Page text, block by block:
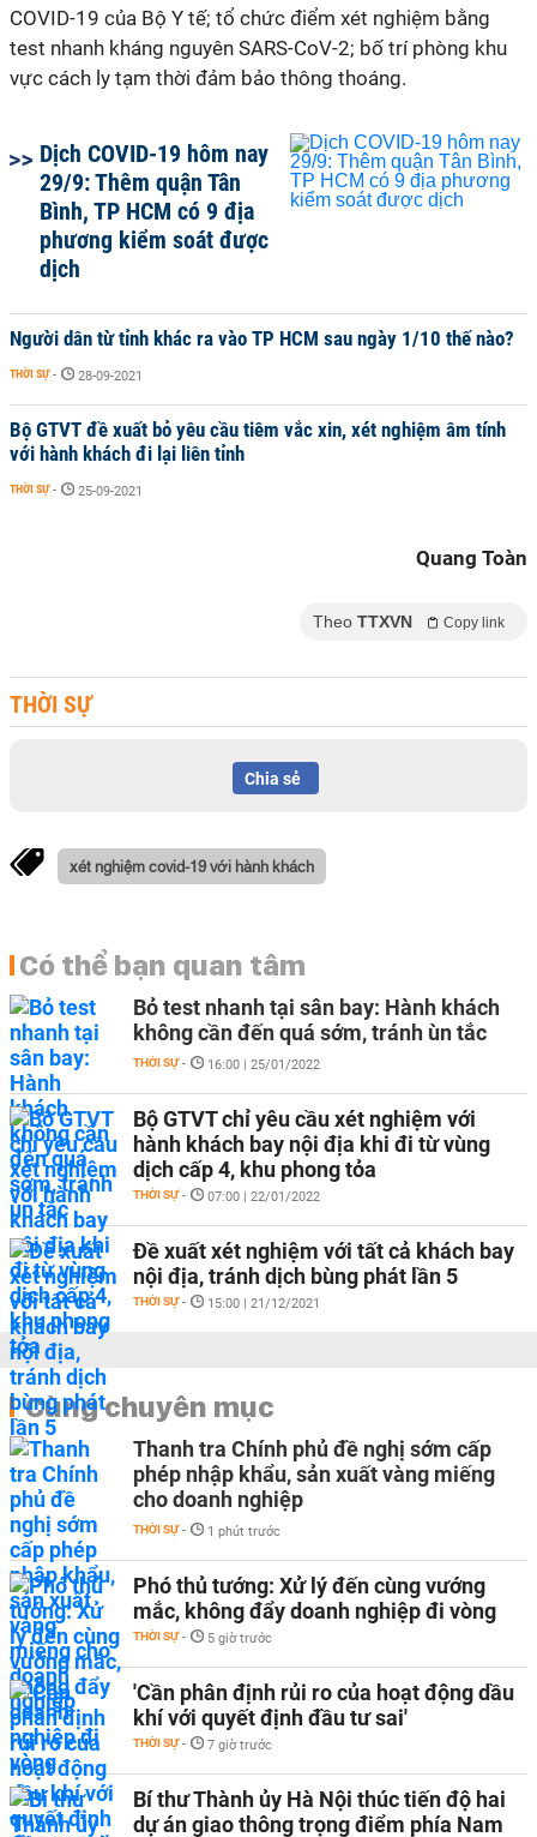
COVID-19 của Bộ Y tế; tổ chức điểm xét nghiệm bằng
test nhanh kháng nguyên SARS-CoV-2; bố trí phòng khu
vực cách ly tạm thời đảm bảo thông thoáng.
Dịch COVID-19 hôm nay
29/9: Thêm quận Tân
Bình, TP HCM có 9 địa
phương kiểm soát được
dịch
Người dân từ tỉnh khác ra vào TP HCM sau ngày 1/10 thế nào?
THỜI SỰ - 28-09-2021
Bộ GTVT đề xuất bỏ yêu cầu tiêm vắc xin, xét nghiệm âm tính
với hành khách đi lại liên tỉnh
THỜI SỰ - 25-09-2021
Quang Toàn
Theo TTXVN Copy link
THỜI SỰ
Chia sẻ
xét nghiệm covid-19 với hành khách
Có thể bạn quan tâm
Bỏ test nhanh tại sân bay: Hành khách
không cần đến quá sớm, tránh ùn tắc
THỜI SỰ - 16:00 | 25/01/2022
Bộ GTVT chỉ yêu cầu xét nghiệm với
hành khách bay nội địa khi đi từ vùng
dịch cấp 4, khu phong tỏa
THỜI SỰ - 07:00 | 22/01/2022
Đề xuất xét nghiệm với tất cả khách bay
nội địa, tránh dịch bùng phát lần 5
THỜI SỰ - 15:00 | 21/12/2021
Cùng chuyên mục
Thanh tra Chính phủ đề nghị sớm cấp
phép nhập khẩu, sản xuất vàng miếng
cho doanh nghiệp
THỜI SỰ - 1 phút trước
Phó thủ tướng: Xử lý đến cùng vướng
mắc, không đẩy doanh nghiệp đi vòng
THỜI SỰ - 5 giờ trước
'Cần phân định rủi ro của hoạt động dầu
khí với quyết định đầu tư sai'
THỜI SỰ - 7 giờ trước
Bí thư Thành ủy Hà Nội thúc tiến độ hai
dự án giao thông trọng điểm phía Nam